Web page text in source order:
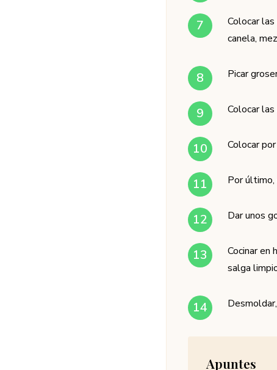
Colocar
canela,
Picar
Colocar
Colocar
Por último,
Dar unos
Cocinar en
salga
Apuntes